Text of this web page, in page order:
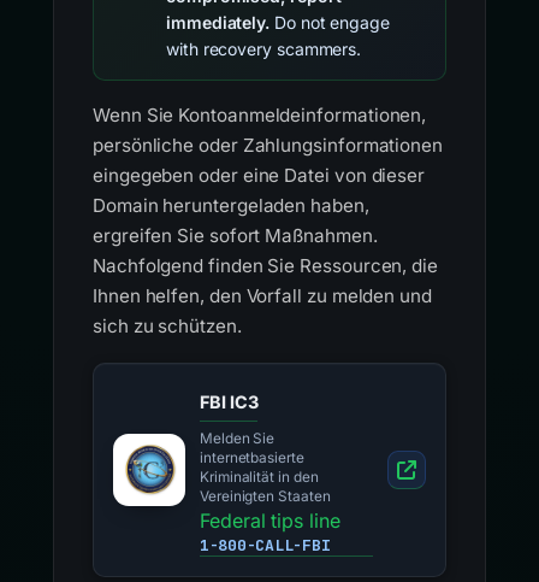
immediately. Do not engage
with recovery scammers.
Wenn Sie Kontoanmeldeinformationen,
persönliche oder Zahlungsinformationen
eingegeben oder eine Datei von dieser
Domain heruntergeladen haben,
ergreifen Sie sofort Maßnahmen.
Nachfolgend finden Sie Ressourcen, die
Ihnen helfen, den Vorfall zu melden und
sich zu schützen.
FBI IC3
Melden Sie
internetbasierte
Kriminalität in den
Vereinigten Staaten
Federal tips line
1-800-CALL-FBI